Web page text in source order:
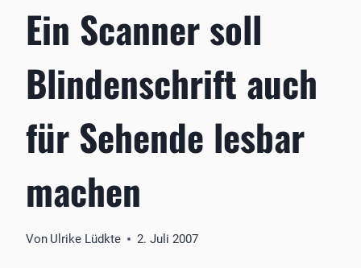
Ein Scanner soll
Blindenschrift auch
für Sehende lesbar
machen
Von Ulrike Lüdkte 2. Juli 2007